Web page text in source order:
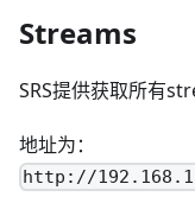
Streams
SRS提供获取所有
地址为：
http://